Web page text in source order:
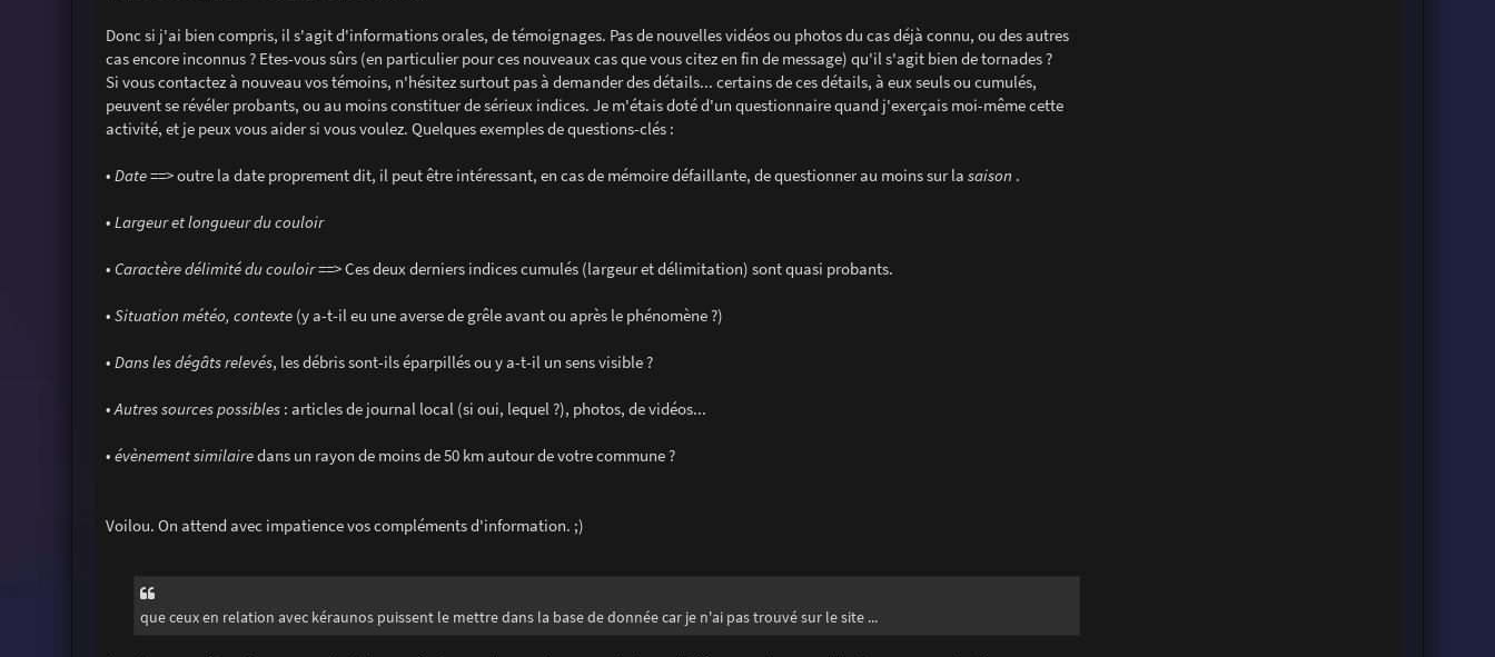
Donc si j'ai bien compris, il s'agit d'informations orales, de témoignages. Pas de nouvelles vidéos ou photos du cas déjà connu, ou des autres
cas encore inconnus ? Etes-vous sûrs (en particulier pour ces nouveaux cas que vous citez en fin de message) qu'il s'agit bien de tornades ?
Si vous contactez à nouveau vos témoins, n'hésitez surtout pas à demander des détails... certains de ces détails, à eux seuls ou cumulés,
peuvent se révéler probants, ou au moins constituer de sérieux indices. Je m'étais doté d'un questionnaire quand j'exerçais moi-même cette
activité, et je peux vous aider si vous voulez. Quelques exemples de questions-clés :
• Date==> outre la date proprement dit, il peut être intéressant, en cas de mémoire défaillante, de questionner au moins sur la saison .
• Largeur et longueur du couloir
• Caractère délimité du couloir==> Ces deux derniers indices cumulés (largeur et délimitation) sont quasi probants.
• Situation météo, contexte (y a-t-il eu une averse de grêle avant ou après le phénomène ?)
• Dans les dégâts relevés, les débris sont-ils éparpillés ou y a-t-il un sens visible ?
•Autres sources possibles: articles de journal local (si oui, lequel ?), photos, de vidéos...
• évènement similairedans un rayon de moins de 50 km autour de votre commune ?
Voilou. On attend avec impatience vos compléments d'information. ;)
que ceux en relation avec kéraunos puissent le mettre dans la base de donnée car je n'ai pas trouvé sur le site ...